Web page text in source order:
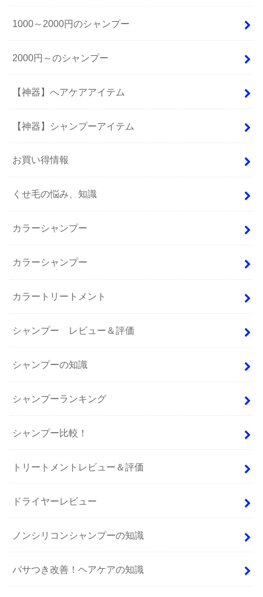
1000～2000円のシャンプー
2000円～のシャンプー
【神器】へアケアアイテム
【神器】シャンプーアイテム
お買い得情報
くせ毛の悩み、知識
カラーシャンプー
カラーシャンプー
カラートリートメント
シャンプー レビュー＆評価
シャンプーの知識
シャンプーランキング
シャンプー比較！
トリートメントレビュー＆評価
ドライヤーレビュー
ノンシリコンシャンプーの知識
パサつき改善！ヘアケアの知識